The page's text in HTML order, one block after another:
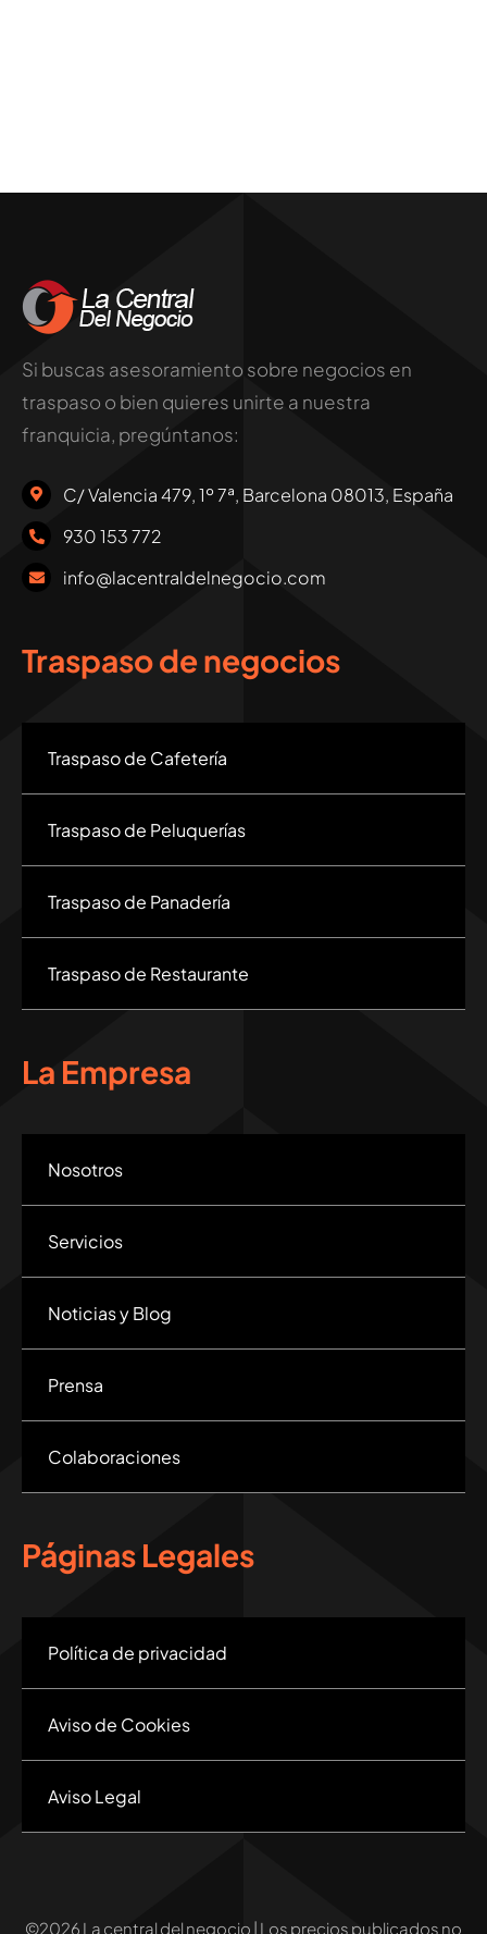
Si buscas asesoramiento sobre negocios en
traspaso o bien quieres unirte a nuestra
franquicia, pregúntanos:
C/ Valencia 479, 1º 7ª, Barcelona 08013, España
930 153 772
info@lacentraldelnegocio.com
Traspaso de negocios
Traspaso de Cafetería
Traspaso de Peluquerías
Traspaso de Panadería
Traspaso de Restaurante
La Empresa
Nosotros
Servicios
Noticias y Blog
Prensa
Colaboraciones
Páginas Legales
Política de privacidad
Aviso de Cookies
Aviso Legal
©2026 La central del negocio | Los precios publicados no